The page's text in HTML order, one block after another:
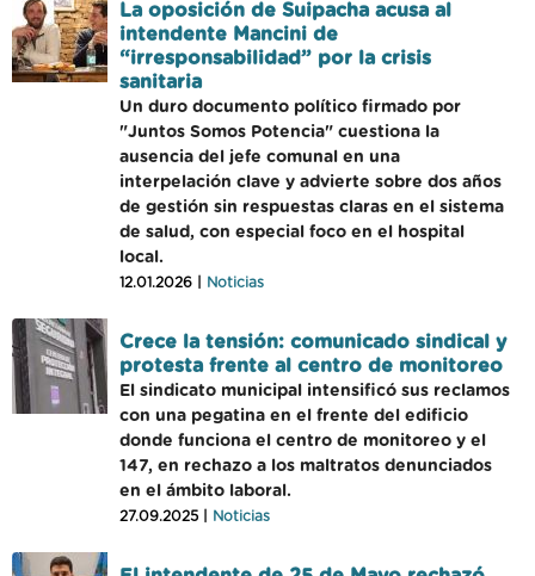
La oposición de Suipacha acusa al
intendente Mancini de
“irresponsabilidad” por la crisis
sanitaria
Un duro documento político firmado por
"Juntos Somos Potencia" cuestiona la
ausencia del jefe comunal en una
interpelación clave y advierte sobre dos años
de gestión sin respuestas claras en el sistema
de salud, con especial foco en el hospital
local.
12.01.2026 | Noticias
Crece la tensión: comunicado sindical y
protesta frente al centro de monitoreo
El sindicato municipal intensificó sus reclamos
con una pegatina en el frente del edificio
donde funciona el centro de monitoreo y el
147, en rechazo a los maltratos denunciados
en el ámbito laboral.
27.09.2025 | Noticias